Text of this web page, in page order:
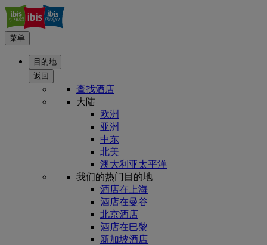
菜单
目的地
返回
查找酒店
大陆
欧洲
亚洲
中东
北美
澳大利亚太平洋
我们的热门目的地
酒店在上海
酒店在曼谷
北京酒店
酒店在巴黎
新加坡酒店